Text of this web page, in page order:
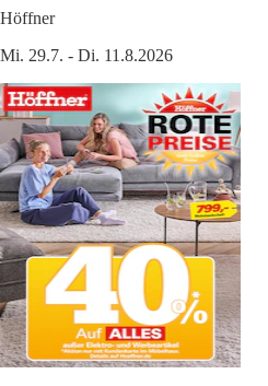
Höffner
Mi. 29.7. - Di. 11.8.2026